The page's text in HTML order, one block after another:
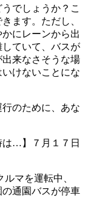
でしょうか？こ
ます。ただし、
にレーンから出
ていて、バスが
来なさそうな場
けないことにな
のために、あな
は…】７月１７日
マを運転中、
通園バスが停車